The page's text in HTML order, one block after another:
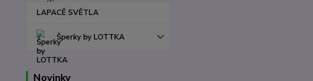
LAPACĚ SVĚTLA
Šperky by LOTTKA
Novinky